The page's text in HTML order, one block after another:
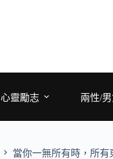
心靈勵志 兩性/
當你一無所有時，所